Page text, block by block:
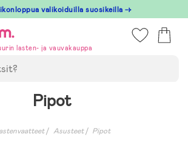
valikoiduilla suosikeilla →
lasten- ja vauvakauppa
Pipot
Asusteet Pipot